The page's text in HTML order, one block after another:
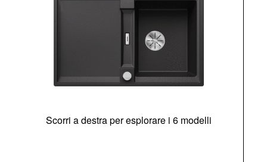
Scorri a destra per esplorare i 6 modelli